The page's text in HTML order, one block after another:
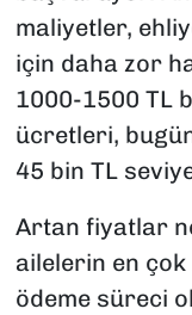
maliyetler,
için daha zor
1000-1500 TL
ücretleri,
45 bin TL
Artan fiyatlar
ailelerin en çok
ödeme süreci